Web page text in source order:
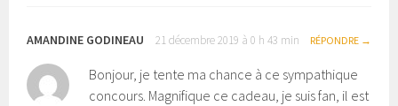
AMANDINE GODINEAU 21 décembre 2019 à 0 h 43 min RÉPONDRE
Bonjour, je tente ma chance à ce sympathique
concours. Magnifique ce cadeau, je suis fan, il est